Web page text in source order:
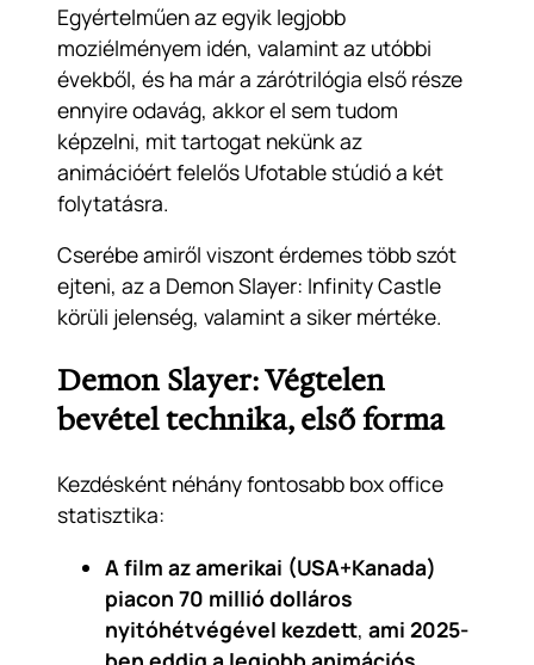
Egyértelműen az egyik legjobb
moziélményem idén, valamint az utóbbi
évekből, és ha már a zárótrilógia első része
ennyire odavág, akkor el sem tudom
képzelni, mit tartogat nekünk az
animációért felelős Ufotable stúdió a két
folytatásra.
Cserébe amiről viszont érdemes több szót
ejteni, az a Demon Slayer: Infinity Castle
körüli jelenség, valamint a siker mértéke.
Demon Slayer: Végtelen
bevétel technika, első forma
Kezdésként néhány fontosabb box office
statisztika:
A film az amerikai (USA+Kanada)
piacon 70 millió dolláros
nyitóhétvégével kezdett, ami 2025-